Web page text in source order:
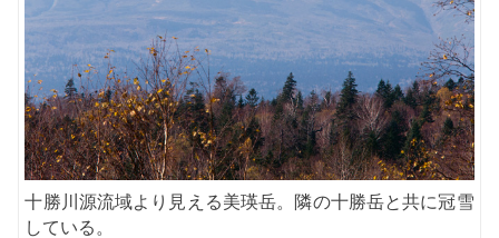
十勝川源流域より見える美瑛岳。隣の十勝岳と共に冠雪
している。